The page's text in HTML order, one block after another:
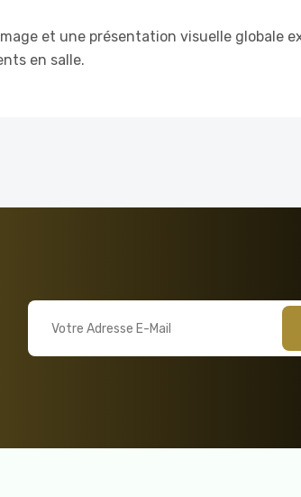
et une présentation visuelle globale
en salle.